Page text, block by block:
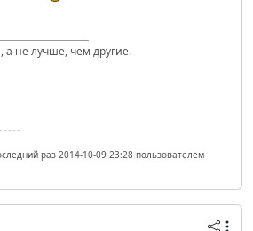
а не лучше, чем другие.
раз 2014-10-09 23:28 пользователем